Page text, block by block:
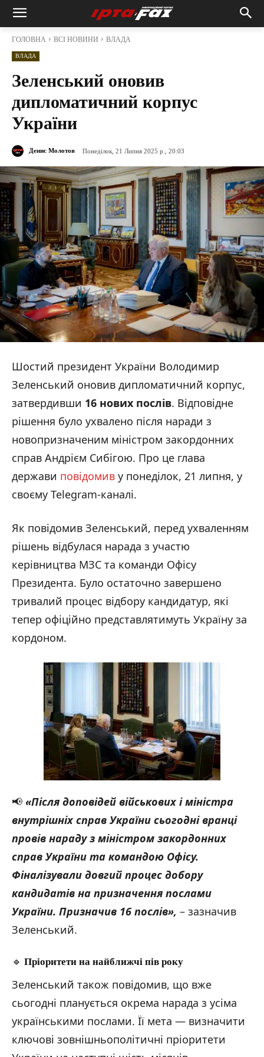
ГОЛОВНА ВСІ НОВИНИ ВЛАДА
ВЛАДА
Зеленський оновив
дипломатичний корпус
України
Денис Молотов Понеділок, 21 Липня 2025 р., 20:03
Шостий президент України Володимир
Зеленський оновив дипломатичний корпус,
затвердивши 16 нових послів. Відповідне
рішення було ухвалено після наради з
новопризначеним міністром закордонних
справ Андрієм Сибігою. Про це глава
держави повідомив у понеділок, 21 липня, у
своєму Telegram-каналі.
Як повідомив Зеленський, перед ухваленням
рішень відбулася нарада з участю
керівництва МЗС та команди Офісу
Президента. Було остаточно завершено
тривалий процес відбору кандидатур, які
тепер офіційно представлятимуть Україну за
кордоном.
📢 «Після доповідей військових і міністра
внутрішніх справ України сьогодні вранці
провів нараду з міністром закордонних
справ України та командою Офісу.
Фіналізували довгий процес добору
кандидатів на призначення послами
України. Призначив 16 послів», – зазначив
Зеленський.
🔹 Пріоритети на найближчі пів року
Зеленський також повідомив, що вже
сьогодні планується окрема нарада з усіма
українськими послами. Її мета — визначити
ключові зовнішньополітичні пріоритети